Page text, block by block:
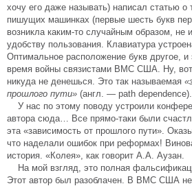
хочу его даже называть) написал статью о
пишущих машинках (первые шесть букв
возникла каким-то случайным образом,
удобству пользования. Клавиатура
Оптимальное расположение букв другое, и
время войны связистами ВМС США. Ну, вот
никуда не денешься. Это так называемая
прошлого пути» (англ. — path dependence).
У нас по этому поводу устроили
автора сюда… Все прямо-таки были
эта «зависимость от прошлого пути».
что наделали ошибок при реформах!
история. «Колея», как говорит А.А. Аузан.
На мой взгляд, это полная
Этот автор был разоблачен. В ВМС США